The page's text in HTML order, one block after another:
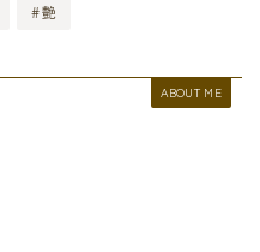
#艶
ABOUT ME